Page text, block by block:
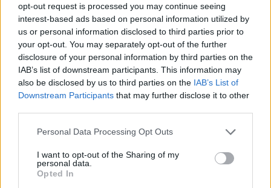
opt-out request is processed you may continue seeing
interest-based ads based on personal information utilized by
us or personal information disclosed to third parties prior to
your opt-out. You may separately opt-out of the further
disclosure of your personal information by third parties on the
IAB’s list of downstream participants. This information may
also be disclosed by us to third parties on the IAB’s List of
Downstream Participants that may further disclose it to other
Personal Data Processing Opt Outs
I want to opt-out of the Sharing of my
personal data.
Opted In
L’assessore Colacino
risponde ai dipendenti
comunali: “Se mi
dicono che siete al bar
devo controllarvi”
29 Ottobre 2015
In "Tortona"
Dipendenti comunali
al bar, scoperto il vaso
di pandora. Un grazie
a Vittoria Colacino
24 Settembre 2015
In "Tortona"
Dipendenti comunali